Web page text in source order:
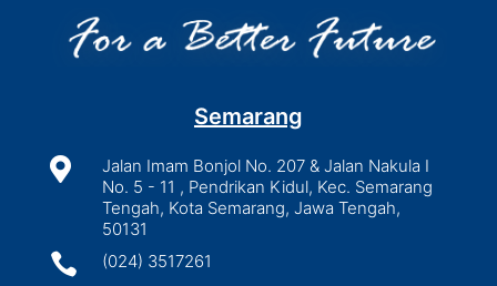
Semarang

Jalan Imam Bonjol No. 207 & Jalan Nakula I
No. 5 - 11 , Pendrikan Kidul, Kec. Semarang
Tengah, Kota Semarang, Jawa Tengah,
50131
 (024) 3517261